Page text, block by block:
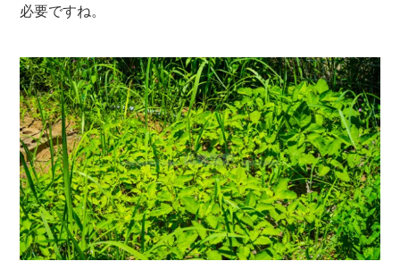
必要ですね。